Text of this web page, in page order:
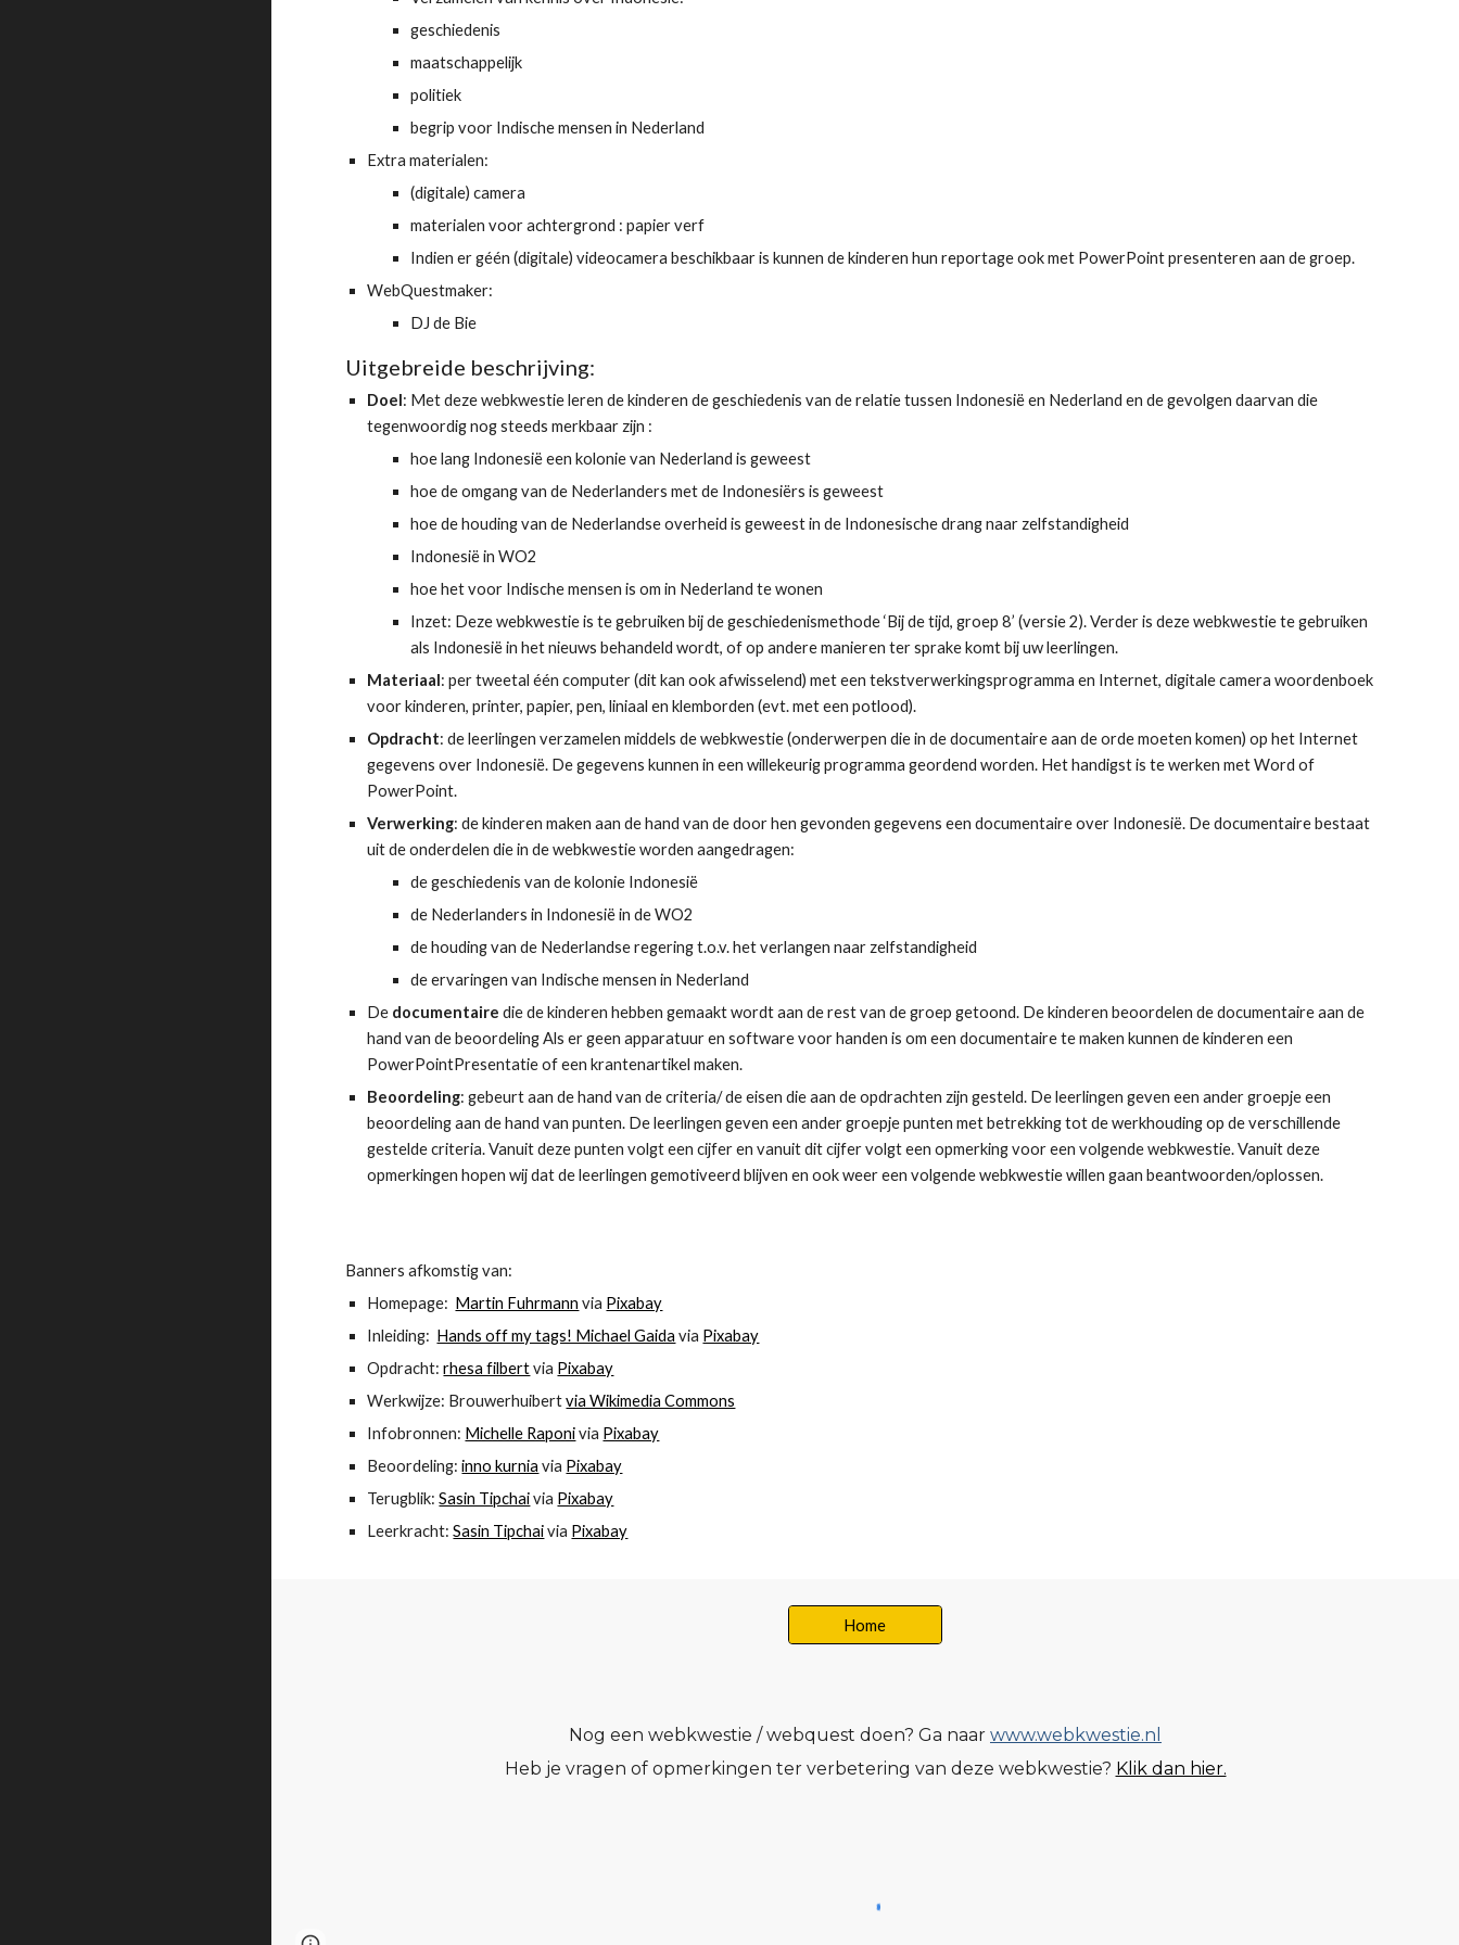
geschiedenis
maatschappelijk
politiek
begrip voor Indische mensen in Nederland
Extra materialen:
(digitale) camera
materialen voor achtergrond : papier verf
Indien er géén (digitale) videocamera beschikbaar is kunnen de kinderen hun reportage ook met PowerPoint presenteren aan de groep.
WebQuestmaker:
DJ de Bie
Uitgebreide beschrijving:
Doel: Met deze webkwestie leren de kinderen de geschiedenis van de relatie tussen Indonesië en Nederland en de gevolgen daarvan die
tegenwoordig nog steeds merkbaar zijn :
hoe lang Indonesië een kolonie van Nederland is geweest
hoe de omgang van de Nederlanders met de Indonesiërs is geweest
hoe de houding van de Nederlandse overheid is geweest in de Indonesische drang naar zelfstandigheid
Indonesië in WO2
hoe het voor Indische mensen is om in Nederland te wonen
Inzet: Deze webkwestie is te gebruiken bij de geschiedenismethode ‘Bij de tijd, groep 8’ (versie 2). Verder is deze webkwestie te gebruiken
als Indonesië in het nieuws behandeld wordt, of op andere manieren ter sprake komt bij uw leerlingen.
Materiaal: per tweetal één computer (dit kan ook afwisselend) met een tekstverwerkingsprogramma en Internet, digitale camera woordenboek
voor kinderen, printer, papier, pen, liniaal en klemborden (evt. met een potlood).
Opdracht: de leerlingen verzamelen middels de webkwestie (onderwerpen die in de documentaire aan de orde moeten komen) op het Internet
gegevens over Indonesië. De gegevens kunnen in een willekeurig programma geordend worden. Het handigst is te werken met Word of
PowerPoint.
Verwerking: de kinderen maken aan de hand van de door hen gevonden gegevens een documentaire over Indonesië. De documentaire bestaat
uit de onderdelen die in de webkwestie worden aangedragen:
de geschiedenis van de kolonie Indonesië
de Nederlanders in Indonesië in de WO2
de houding van de Nederlandse regering t.o.v. het verlangen naar zelfstandigheid
de ervaringen van Indische mensen in Nederland
De documentaire die de kinderen hebben gemaakt wordt aan de rest van de groep getoond. De kinderen beoordelen de documentaire aan de
hand van de beoordeling Als er geen apparatuur en software voor handen is om een documentaire te maken kunnen de kinderen een
PowerPointPresentatie of een krantenartikel maken.
Beoordeling: gebeurt aan de hand van de criteria/ de eisen die aan de opdrachten zijn gesteld. De leerlingen geven een ander groepje een
beoordeling aan de hand van punten. De leerlingen geven een ander groepje punten met betrekking tot de werkhouding op de verschillende
gestelde criteria. Vanuit deze punten volgt een cijfer en vanuit dit cijfer volgt een opmerking voor een volgende webkwestie. Vanuit deze
opmerkingen hopen wij dat de leerlingen gemotiveerd blijven en ook weer een volgende webkwestie willen gaan beantwoorden/oplossen.
Banners afkomstig van:
Homepage: Martin Fuhrmann via Pixabay
Inleiding: Hands off my tags! Michael Gaida via Pixabay
Opdracht: rhesa filbert via Pixabay
Werkwijze: Brouwerhuibert via Wikimedia Commons
Infobronnen: Michelle Raponi via Pixabay
Beoordeling: inno kurnia via Pixabay
Terugblik: Sasin Tipchai via Pixabay
Leerkracht: Sasin Tipchai via Pixabay
Home
Nog een webkwestie / webquest doen? Ga naar www.webkwestie.nl
Heb je vragen ofopmerkingen ter verbetering van deze webkwestie? Klik dan hier.